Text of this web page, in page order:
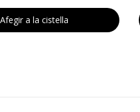
Afegir a la cistella